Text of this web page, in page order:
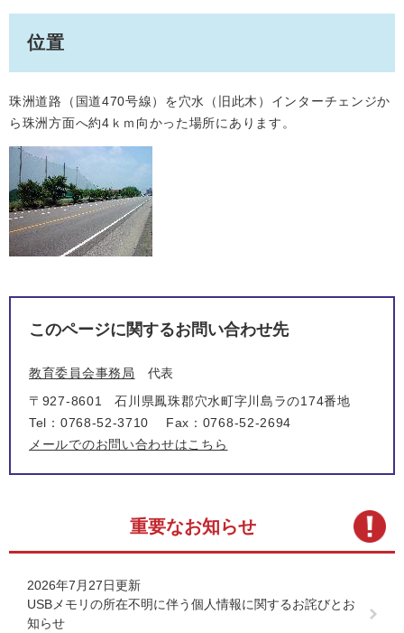
位置
珠洲道路（国道470号線）を穴水（旧此木）インターチェンジか
ら珠洲方面へ約4ｋｍ向かった場所にあります。
このページに関するお問い合わせ先
教育委員会事務局
代表
〒927-8601
石川県鳳珠郡穴水町字川島ラの174番地
Tel：0768-52-3710
Fax：0768-52-2694
メールでのお問い合わせはこちら
重要なお知らせ
2026年7月27日更新
USBメモリの所在不明に伴う個人情報に関するお詫びとお
知らせ